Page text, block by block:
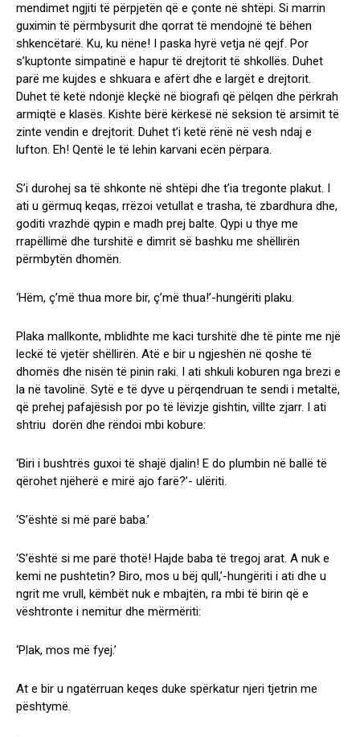
mendimet ngjiti të përpjetën që e çonte në shtëpi. Si marrin
guximin të përmbysurit dhe qorrat të mendojnë të bëhen
shkencëtarë. Ku, ku nëne! I paska hyrë vetja në qejf. Por
s’kuptonte simpatinë e hapur të drejtorit të shkollës. Duhet
parë me kujdes e shkuara e afërt dhe e largët e drejtorit.
Duhet të ketë ndonjë kleçkë në biografi që pëlqen dhe përkrah
armiqtë e klasës. Kishte bërë kërkesë në seksion të arsimit të
zinte vendin e drejtorit. Duhet t’i ketë rënë në vesh ndaj e
lufton. Eh! Qentë le të lehin karvani ecën përpara.
S’i durohej sa të shkonte në shtëpi dhe t’ia tregonte plakut. I
ati u gërmuq keqas, rrëzoi vetullat e trasha, të zbardhura dhe,
goditi vrazhdë qypin e madh prej balte. Qypi u thye me
rrapëllimë dhe turshitë e dimrit së bashku me shëllirën
përmbytën dhomën.
‘Hëm, ç’më thua more bir, ç’më thua!’-hungëriti plaku.
Plaka mallkonte, mblidhte me kaci turshitë dhe të pinte me një
leckë të vjetër shëllirën. Atë e bir u ngjeshën në qoshe të
dhomës dhe nisën të pinin raki. I ati shkuli koburen nga brezi e
la në tavolinë. Sytë e të dyve u përqendruan te sendi i metaltë,
që prehej pafajësish por po të lëvizje gishtin, villte zjarr. I ati
shtriu dorën dhe rëndoi mbi kobure:
‘Biri i bushtrës guxoi të shajë djalin! E do plumbin në ballë të
qërohet njëherë e mirë ajo farë?’- ulëriti.
‘S’është si më parë baba.’
‘S’është si me parë thotë! Hajde baba të tregoj arat. A nuk e
kemi ne pushtetin? Biro, mos u bëj qull,’-hungëriti i ati dhe u
ngrit me vrull, këmbët nuk e mbajtën, ra mbi të birin që e
vështronte i nemitur dhe mërmëriti:
‘Plak, mos më fyej.’
At e bir u ngatërruan keqes duke spërkatur njeri tjetrin me
pështymë.